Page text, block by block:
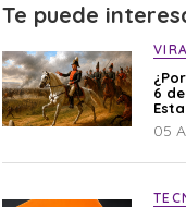
Te puede
6
05